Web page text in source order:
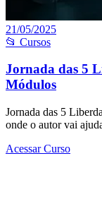
21/05/2025
📂 Cursos
Jornada das 5
Módulos
Jornada das 5
onde o autor vai
Acessar Curso